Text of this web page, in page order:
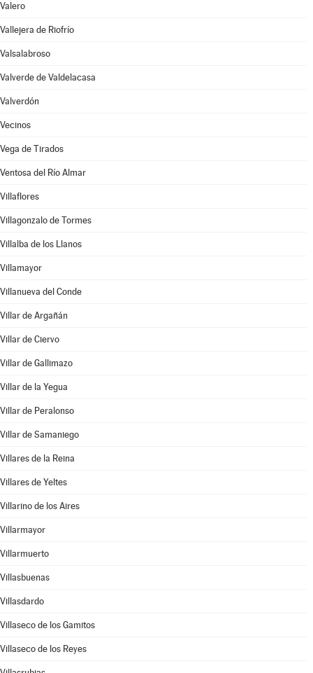
Valero
Vallejera de Riofrío
Valsalabroso
Valverde de Valdelacasa
Valverdón
Vecinos
Vega de Tirados
Ventosa del Río Almar
Villaflores
Villagonzalo de Tormes
Villalba de los Llanos
Villamayor
Villanueva del Conde
Villar de Argañán
Villar de Ciervo
Villar de Gallimazo
Villar de la Yegua
Villar de Peralonso
Villar de Samaniego
Villares de la Reina
Villares de Yeltes
Villarino de los Aires
Villarmayor
Villarmuerto
Villasbuenas
Villasdardo
Villaseco de los Gamitos
Villaseco de los Reyes